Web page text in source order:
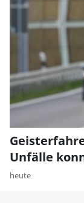
Unfälle
heute